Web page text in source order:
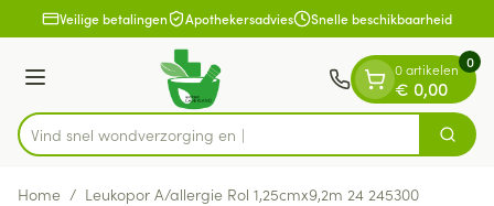
Ga naar de inhoud
1 van 1Veilige betalingen Apothekersadvies Snelle beschikbaarheid
Menu
Product, merk, categorie...
Vind snel wondverzor Zoek
0 artikelen
€ 0,00
0
Home / Leukopor A/allergie Rol 1,25cmx9,2m 24 245300